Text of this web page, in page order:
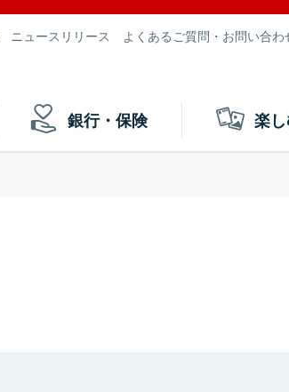
ニュースリリース よくあるご質問・お問い合わ
銀行・保険 楽